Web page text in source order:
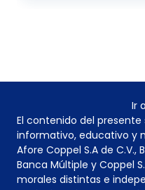
Ir
El contenido del
informativo, educativo y
Afore Coppel S.A de C.V.,
Banca Múltiple y Coppel
morales distintas e